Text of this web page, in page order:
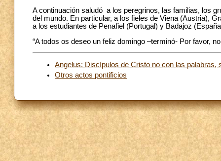
A continuación saludó a los peregrinos, las familias, los
del mundo. En particular, a los fieles de Viena (Austria),
a los estudiantes de Penafiel (Portugal) y Badajoz
“A todos os deseo un feliz domingo –terminó- Por favor,
Angelus: Discípulos de Cristo no con las palabras,
Otros actos pontificios